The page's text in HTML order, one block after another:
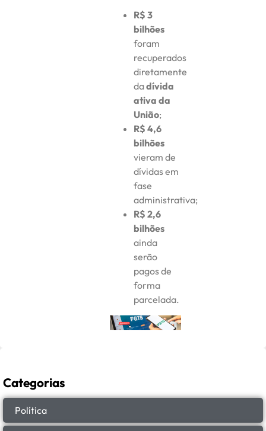
R$ 3
bilhões
foram
recuperados
diretamente
dadívida
ativa da
União;
R$ 4,6
bilhões
vieram de
dívidas em
fase
administrativa;
R$ 2,6
bilhões
ainda
serão
pagos de
forma
parcelada.
Categorias
Política